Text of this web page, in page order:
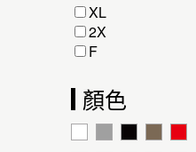
XL
2X
F
顏色